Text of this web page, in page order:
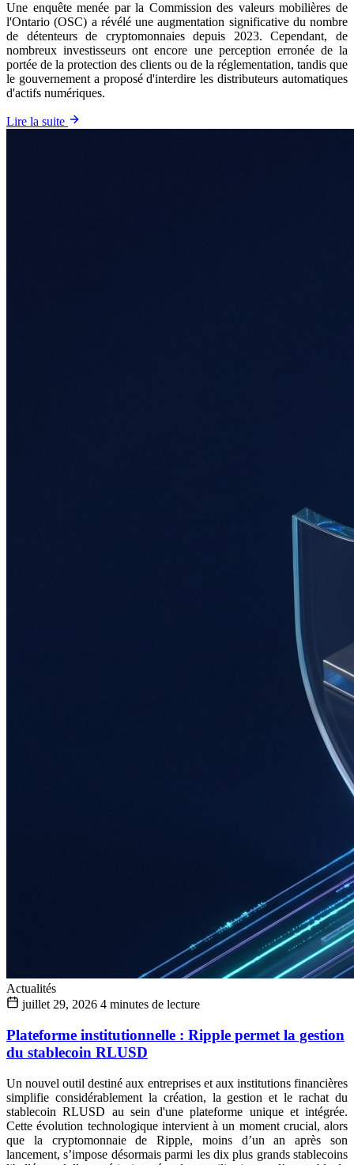
Une enquête menée par la Commission des valeurs mobilières de
l'Ontario (OSC) a révélé une augmentation significative du nombre
de détenteurs de cryptomonnaies depuis 2023. Cependant, de
nombreux investisseurs ont encore une perception erronée de la
portée de la protection des clients ou de la réglementation, tandis que
le gouvernement a proposé d'interdire les distributeurs automatiques
d'actifs numériques.
Lire la suite
Actualités
juillet 29, 2026 4 minutes de lecture
Plateforme institutionnelle : Ripple permet la gestion
du stablecoin RLUSD
Un nouvel outil destiné aux entreprises et aux institutions financières
simplifie considérablement la création, la gestion et le rachat du
stablecoin RLUSD au sein d'une plateforme unique et intégrée.
Cette évolution technologique intervient à un moment crucial, alors
que la cryptomonnaie de Ripple, moins d’un an après son
lancement, s’impose désormais parmi les dix plus grands stablecoins